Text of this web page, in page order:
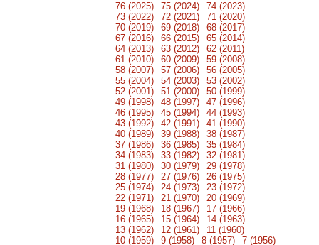
76 (2025) 75 (2024)
74 (2023)
73 (2022)
72 (2021)
71 (2020)
70 (2019)
69 (2018)
68 (2017)
67 (2016)
66 (2015)
65 (2014)
64 (2013)
63 (2012)
62 (2011)
61 (2010)
60 (2009)
59 (2008)
58 (2007)
57 (2006)
56 (2005)
55 (2004)
54 (2003)
53 (2002)
52 (2001)
51 (2000)
50 (1999)
49 (1998)
48 (1997)
47 (1996)
46 (1995)
45 (1994)
44 (1993)
43 (1992)
42 (1991)
41 (1990)
40 (1989)
39 (1988)
38 (1987)
37 (1986)
36 (1985)
35 (1984)
34 (1983)
33 (1982)
32 (1981)
31 (1980)
30 (1979)
29 (1978)
28 (1977)
27 (1976)
26 (1975)
25 (1974)
24 (1973)
23 (1972)
22 (1971)
21 (1970)
20 (1969)
19 (1968)
18 (1967)
17 (1966)
16 (1965)
15 (1964)
14 (1963)
13 (1962)
12 (1961)
11 (1960)
10 (1959)
9 (1958) 8 (1957)
7 (1956)